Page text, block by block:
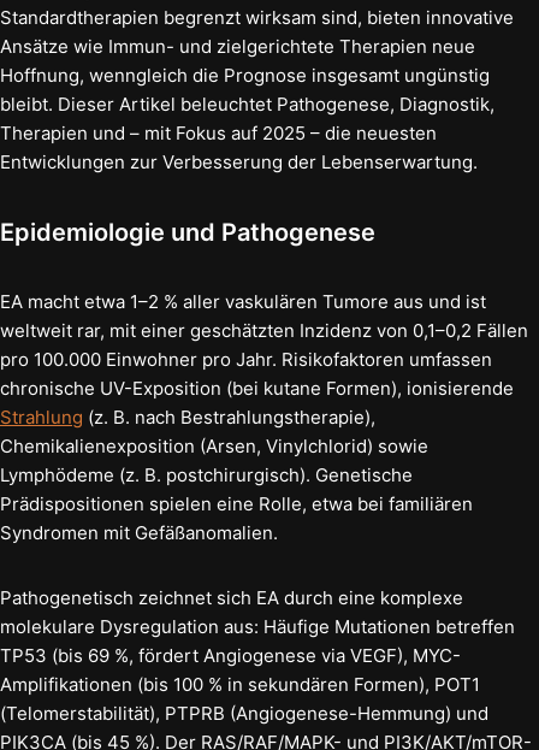
Standardtherapien begrenzt wirksam sind, bieten innovative
Ansätze wie Immun- und zielgerichtete Therapien neue
Hoffnung, wenngleich die Prognose insgesamt ungünstig
bleibt. Dieser Artikel beleuchtet Pathogenese, Diagnostik,
Therapien und – mit Fokus auf 2025 – die neuesten
Entwicklungen zur Verbesserung der Lebenserwartung.
Epidemiologie und Pathogenese
EA macht etwa 1–2 % aller vaskulären Tumore aus und ist
weltweit rar, mit einer geschätzten Inzidenz von 0,1–0,2 Fällen
pro 100.000 Einwohner pro Jahr. Risikofaktoren umfassen
chronische UV-Exposition (bei kutane Formen), ionisierende
Strahlung (z. B. nach Bestrahlungstherapie),
Chemikalienexposition (Arsen, Vinylchlorid) sowie
Lymphödeme (z. B. postchirurgisch). Genetische
Prädispositionen spielen eine Rolle, etwa bei familiären
Syndromen mit Gefäßanomalien.
Pathogenetisch zeichnet sich EA durch eine komplexe
molekulare Dysregulation aus: Häufige Mutationen betreffen
TP53 (bis 69 %, fördert Angiogenese via VEGF), MYC-
Amplifikationen (bis 100 % in sekundären Formen), POT1
(Telomerstabilität), PTPRB (Angiogenese-Hemmung) und
PIK3CA (bis 45 %). Der RAS/RAF/MAPK- und PI3K/AKT/mTOR-